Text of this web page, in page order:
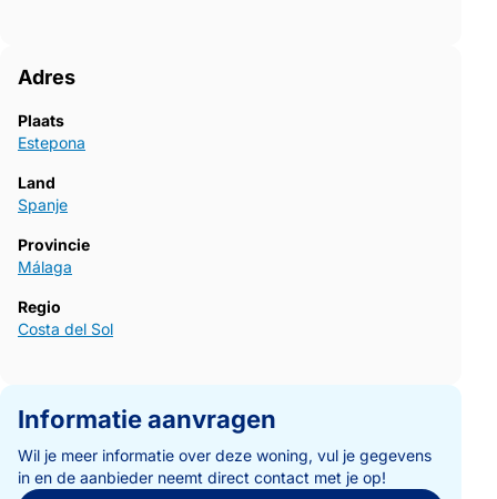
Adres
Plaats
Estepona
Land
Spanje
Provincie
Málaga
Regio
Costa del Sol
Informatie aanvragen
Wil je meer informatie over deze woning, vul je gegevens
in en de aanbieder neemt direct contact met je op!